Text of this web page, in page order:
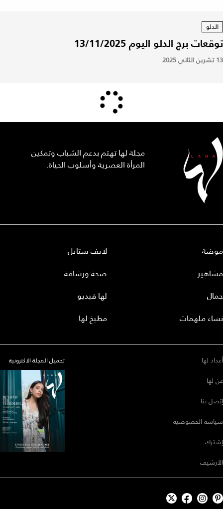
الدلو
توقعات برج الدلو اليوم 13/11/2025
13 تشرين الثاني 2025
مجلة لها تهتم بدعم الشباب وتمكين
المرأة العصرية وأسلوب الحياة.
موضة
مشاهير
جمال
نساء ملهمات
لايف ستايل
صحة ورشاقة
لها فيديو
مطبخ لها
أعداد لها
عن لها
إتصل بنا
سياسة الخصوصية
إشترك
الأرشيف
تحميل المجلة الاكترونية